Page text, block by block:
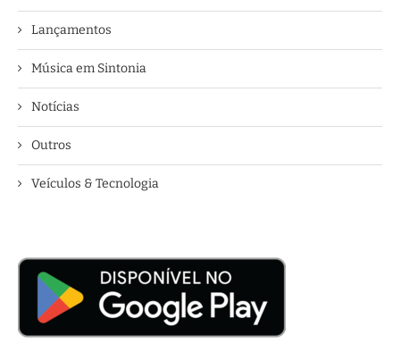
Lançamentos
Música em Sintonia
Notícias
Outros
Veículos & Tecnologia